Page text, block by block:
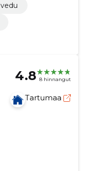
vedu
4.8 8 hinnangut
Tartumaa